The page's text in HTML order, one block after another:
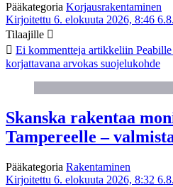
Pääkategoria Korjausrakentaminen
Kirjoitettu 6. elokuuta 2026, 8:46
Tilaajille
Ei kommentteja artikkeliin Peabille
korjattavana arvokas suojelukohde
Skanska rakentaa
Tampereelle –
Pääkategoria Rakentaminen
Kirjoitettu 6. elokuuta 2026, 8:32